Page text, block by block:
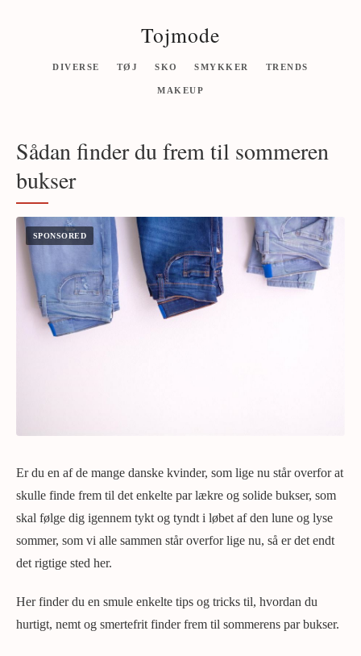
Tojmode
DIVERSE TØJ SKO SMYKKER TRENDS
MAKEUP
Sådan finder du frem til sommeren
bukser
Er du en af de mange danske kvinder, som lige nu står overfor at
skulle finde frem til det enkelte par lækre og solide bukser, som
skal følge dig igennem tykt og tyndt i løbet af den lune og lyse
sommer, som vi alle sammen står overfor lige nu, så er det endt
det rigtige sted her.
Her finder du en smule enkelte tips og tricks til, hvordan du
hurtigt, nemt og smertefrit finder frem til sommerens par bukser.